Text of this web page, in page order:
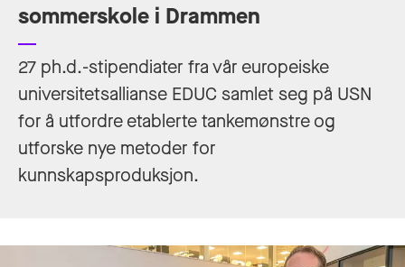
sommerskole i Drammen
27 ph.d.-stipendiater fra vår europeiske
universitetsallianse EDUC samlet seg på USN
for å utfordre etablerte tankemønstre og
utforske nye metoder for
kunnskapsproduksjon.